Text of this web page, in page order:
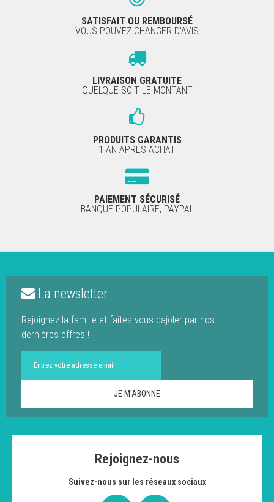
SATISFAIT OU REMBOURSÉ
VOUS POUVEZ CHANGER D'AVIS
LIVRAISON GRATUITE
QUELQUE SOIT LE MONTANT
PRODUITS GARANTIS
1 AN APRÈS ACHAT
PAIEMENT SÉCURISÉ
BANQUE POPULAIRE, PAYPAL
La newsletter
Rejoignez la famille et faites-vous cajoler par nos
dernières offres !
Rejoignez-nous
Suivez-nous sur les réseaux sociaux